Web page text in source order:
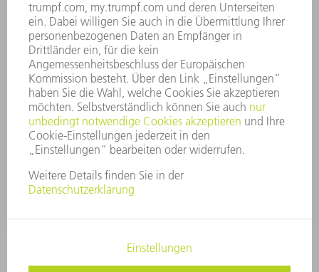
COMPLIANCE
HINWEISGEBERSYSTEM
SECURITY
PRESSEMITTEILUNGEN
MAGAZINE
LIEFERANTEN
NACHHALTIGKEIT
UMWELT & KLIMA
SOZIALES & GESELLSCHAFT
UNTERNEHMENSFÜHRUNG
IMPRESSUM
DATENSCHUTZ
COPYRIGHT UND MARKENZEICHEN